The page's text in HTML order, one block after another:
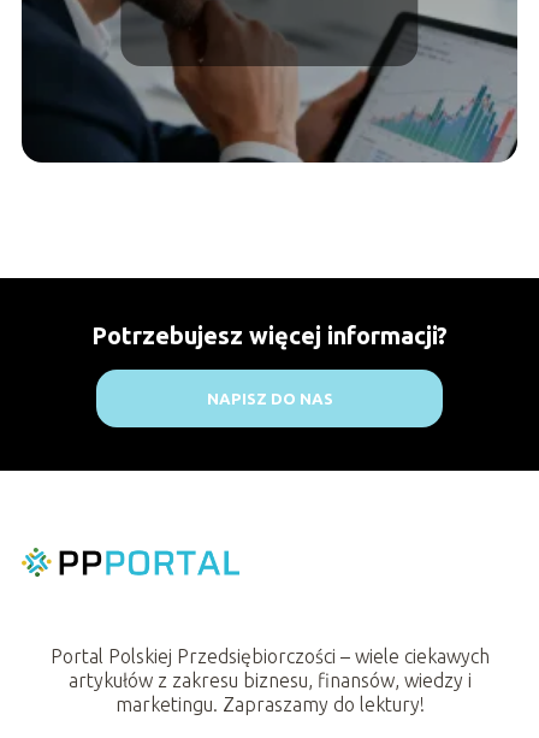
Potrzebujesz więcej informacji?
NAPISZ DO NAS
Portal Polskiej Przedsiębiorczości – wiele ciekawych
artykułów z zakresu biznesu, finansów, wiedzy i
marketingu. Zapraszamy do lektury!